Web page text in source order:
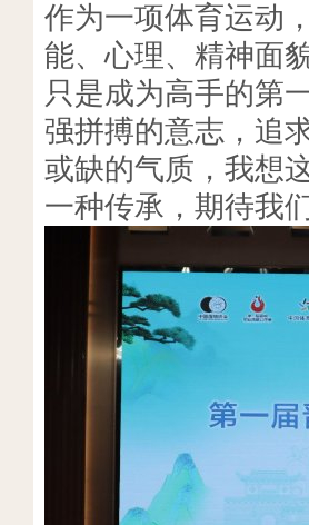
作为一项体育运动
能、心理、精神面
只是成为高手的第
强拼搏的意志，追
或缺的气质，我想
一种传承，期待我